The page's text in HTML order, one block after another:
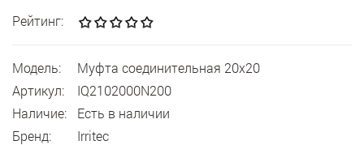
Рейтинг:
Модель:
Муфта соединительная 20x20
Артикул:
IQ2102000N200
Наличие:
Есть в наличии
Бренд:
Irritec